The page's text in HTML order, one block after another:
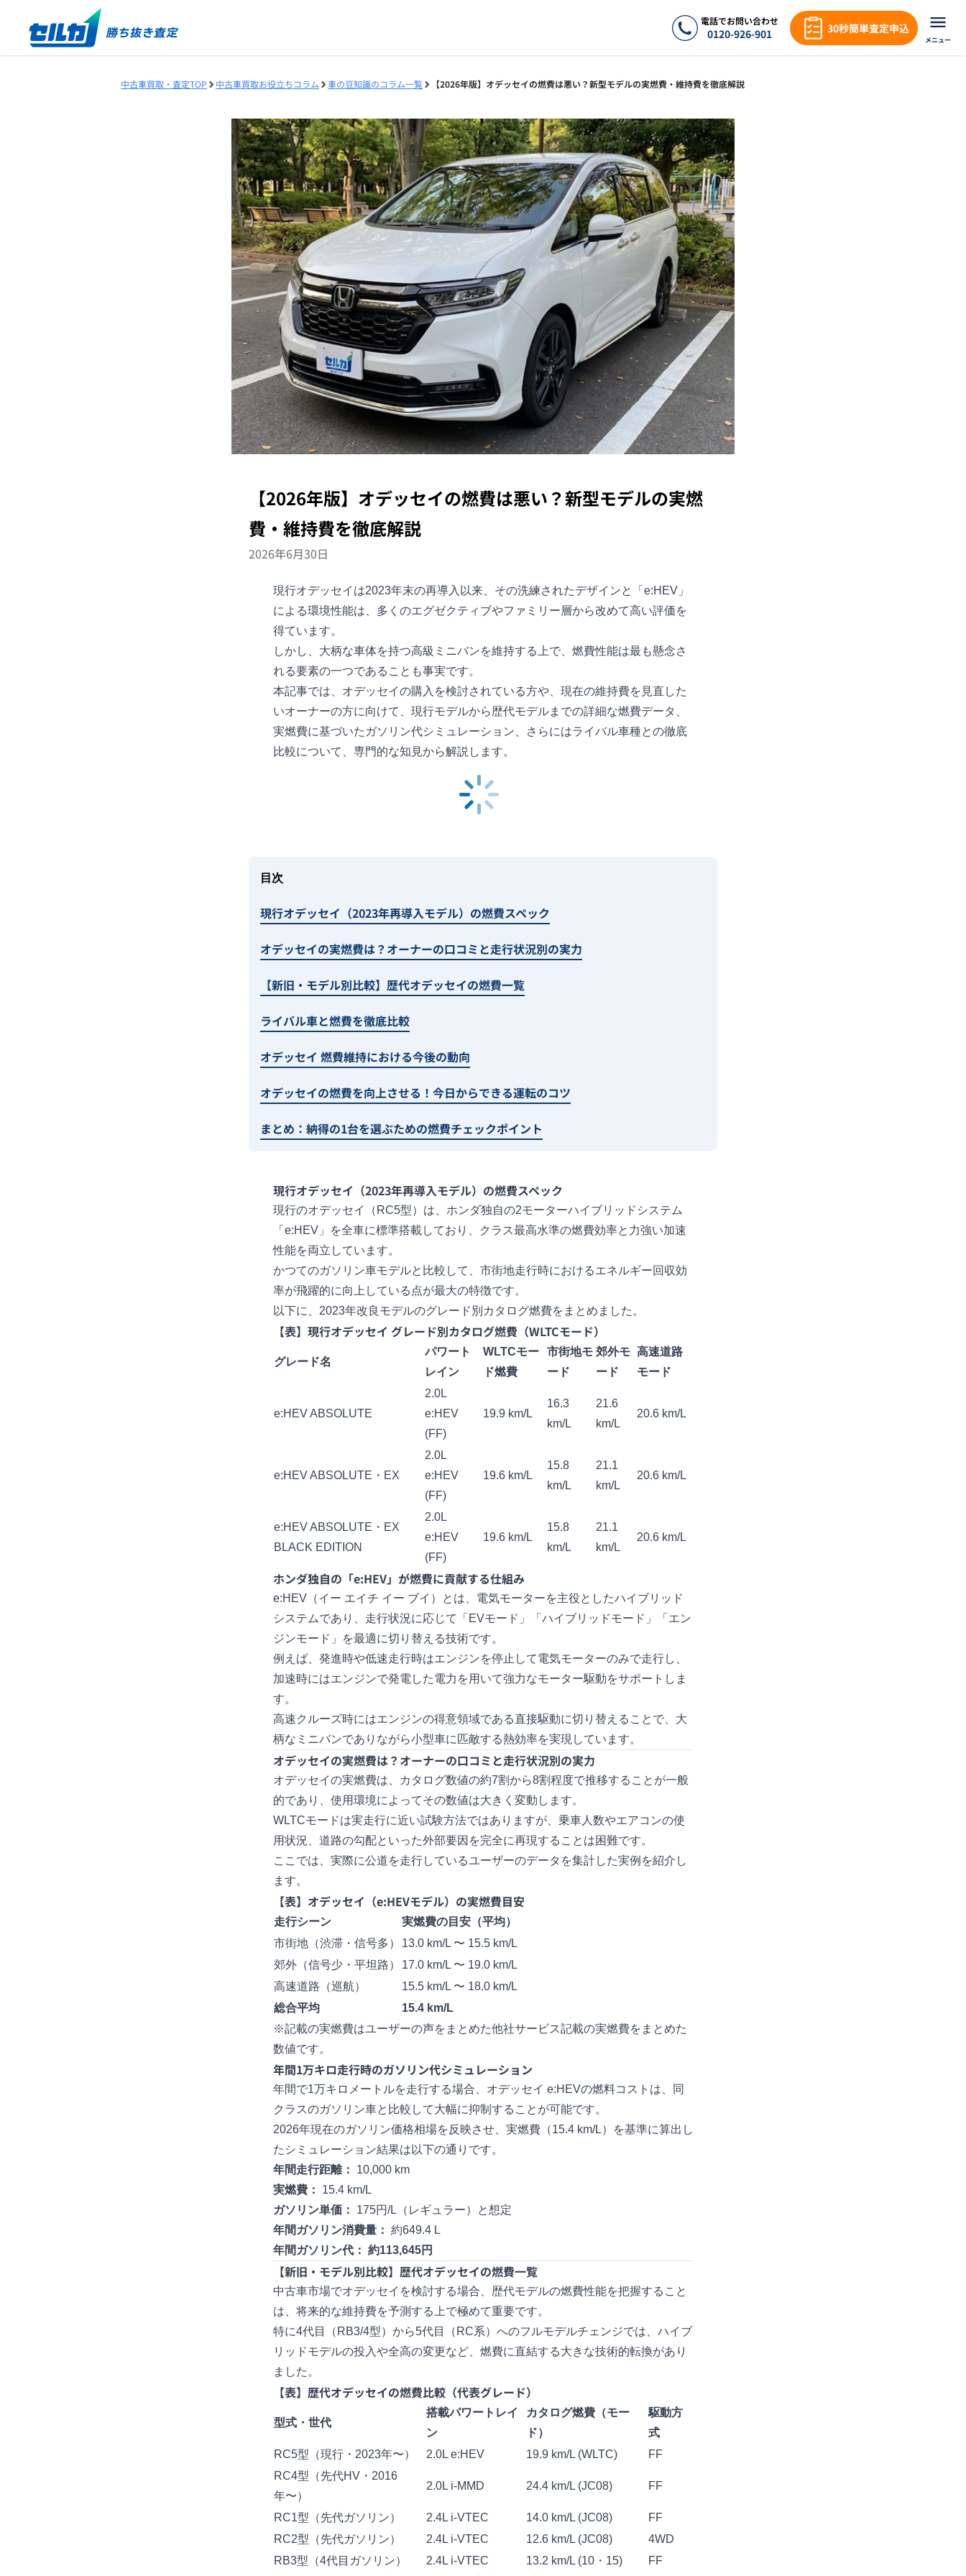
電話でお問い合わせ
0120-926-901 30秒簡単査定申込
メニュー
中古車買取・査定TOP 中古車買取お役立ちコラム 車の豆知識のコラム一覧 【2026年版】オデッセイの燃費は悪い？新型モデルの実燃費・維持費を徹底解説
【2026年版】オデッセイの燃費は悪い？新型モデルの実燃
費・維持費を徹底解説
2026年6月30日
現行オデッセイ は2023年末の再導入以来、その洗練されたデザインと「e:HEV」
による環境性能は、多くのエグゼクティブやファミリー層から改めて高い評価を
得ています。
しかし、大柄な車体を持つ高級ミニバンを維持する上で、燃費性能は最も懸念さ
れる要素の一つであることも事実です。
本記事では、オデッセイの購入を検討されている方や、現在の維持費を見直した
いオーナーの方に向けて、現行モデルから歴代モデルまでの詳細な燃費データ、
実燃費に基づいたガソリン代シミュレーション、さらにはライバル車種との徹底
比較について、専門的な知見から解説します。
目次
現行オデッセイ（2023年再導入モデル）の燃費スペック
オデッセイの実燃費は？オーナーの口コミと走行状況別の実力
【新旧・モデル別比較】歴代オデッセイの燃費一覧
ライバル車と燃費を徹底比較
オデッセイ 燃費維持における今後の動向
オデッセイの燃費を向上させる！今日からできる運転のコツ
まとめ：納得の1台を選ぶための燃費チェックポイント
現行オデッセイ（2023年再導入モデル）の燃費スペック
現行のオデッセイ（RC5型）は、ホンダ独自の2モーターハイブリッドシステム
「e:HEV」を全車に標準搭載しており、クラス最高水準の燃費効率と力強い加速
性能を両立しています。
かつてのガソリン車モデルと比較して、市街地走行時におけるエネルギー回収効
率が飛躍的に向上している点が最大の特徴です。
以下に、2023年改良モデルのグレード別カタログ燃費をまとめました。
【表】現行オデッセイ グレード別カタログ燃費（WLTCモード）
グレード名
パワート
レイン
WLTCモー
ド燃費
市街地モ
ード
郊外モ
ード
高速道路
モード
e:HEV ABSOLUTE
2.0L
e:HEV
(FF)
19.9 km/L
16.3
km/L
21.6
km/L
20.6 km/L
e:HEV ABSOLUTE・EX
2.0L
e:HEV
(FF)
19.6 km/L
15.8
km/L
21.1
km/L
20.6 km/L
e:HEV ABSOLUTE・EX
BLACK EDITION
2.0L
e:HEV
(FF)
19.6 km/L
15.8
km/L
21.1
km/L
20.6 km/L
ホンダ独自の「e:HEV」が燃費に貢献する仕組み
e:HEV（イー エイチ イー ブイ）とは、電気モーターを主役としたハイブリッド
システムであり、走行状況に応じて「EVモード」「ハイブリッドモード」「エン
ジンモード」を最適に切り替える技術です。
例えば、発進時や低速走行時はエンジンを停止して電気モーターのみで走行し、
加速時にはエンジンで発電した電力を用いて強力なモーター駆動をサポートしま
す。
高速クルーズ時にはエンジンの得意領域である直接駆動に切り替えることで、大
柄なミニバンでありながら小型車に匹敵する熱効率を実現しています。
オデッセイの実燃費は？オーナーの口コミと走行状況別の実力
オデッセイの実燃費は、カタログ数値の約7割から8割程度で推移することが一般
的であり、使用環境によってその数値は大きく変動します。
WLTCモードは実走行に近い試験方法ではありますが、乗車人数やエアコンの使
用状況、道路の勾配といった外部要因を完全に再現することは困難です。
ここでは、実際に公道を走行しているユーザーのデータを集計した実例を紹介し
ます。
【表】オデッセイ（e:HEVモデル）の実燃費目安
走行シーン
実燃費の目安（平均）
市街地（渋滞・信号多）
13.0 km/L 〜 15.5 km/L
郊外（信号少・平坦路）
17.0 km/L 〜 19.0 km/L
高速道路（巡航）
15.5 km/L 〜 18.0 km/L
総合平均
15.4 km/L
※記載の実燃費はユーザーの声をまとめた他社サービス記載の実燃費をまとめた
数値です。
年間1万キロ走行時のガソリン代シミュレーション
年間で1万キロメートルを走行する場合、オデッセイ e:HEVの燃料コストは、同
クラスのガソリン車と比較して大幅に抑制することが可能です。
2026年現在のガソリン価格相場を反映させ、実燃費（15.4 km/L）を基準に算出し
たシミュレーション結果は以下の通りです。
年間走行距離：
10,000 km
実燃費：
15.4 km/L
ガソリン単価：
175円/L（レギュラー）と想定
年間ガソリン消費量： 約649.4 L
年間ガソリン代： 約113,645円
【新旧・モデル別比較】歴代オデッセイの燃費一覧
中古車市場でオデッセイを検討する場合、歴代モデルの燃費性能を把握すること
は、将来的な維持費を予測する上で極めて重要です。
特に4代目（RB3/4型）から5代目（RC系）へのフルモデルチェンジでは、ハイブ
リッドモデルの投入や全高の変更など、燃費に直結する大きな技術的転換があり
ました。
【表】歴代オデッセイの燃費比較（代表グレード）
型式・世代
搭載パワートレイ
ン
カタログ燃費（モー
ド）
駆動方
式
RC5型（現行・2023年〜）
2.0L e:HEV 19.9 km/L (WLTC)
FF
RC4型（先代HV・2016
年〜）
2.0L i-MMD 24.4 km/L (JC08) FF
RC1型（先代ガソリン） 2.4L i-VTEC 14.0 km/L (JC08)
FF
RC2型（先代ガソリン）
2.4L i-VTEC 12.6 km/L (JC08)
4WD
RB3型（4代目ガソリン）
2.4L i-VTEC 13.2 km/L (10・15)
FF